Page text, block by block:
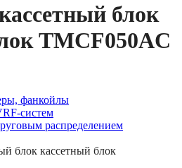
блок
TMCF050AС
фанкойлы
систем
распределением
блок кассетный блок